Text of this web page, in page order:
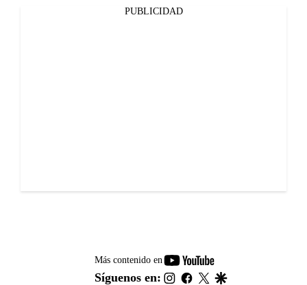
PUBLICIDAD
Más contenido en
youtube-
footer
Síguenos en: instagram
facebook
twitter